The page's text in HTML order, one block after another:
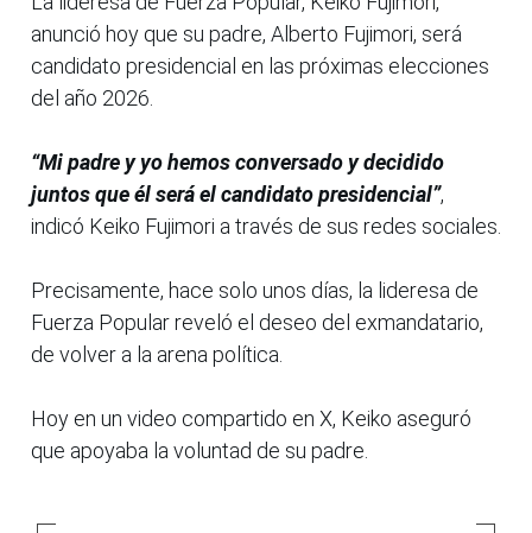
anunció hoy que su padre, Alberto Fujimori, será
candidato presidencial en las próximas elecciones
del año 2026.
“Mi padre y yo hemos conversado y decidido
juntos que él será el candidato presidencial”,
indicó Keiko Fujimori a través de sus redes sociales.
Precisamente, hace solo unos días, la lideresa de
Fuerza Popular reveló el deseo del exmandatario,
de volver a la arena política.
Hoy en un video compartido en X, Keiko aseguró
que apoyaba la voluntad de su padre.